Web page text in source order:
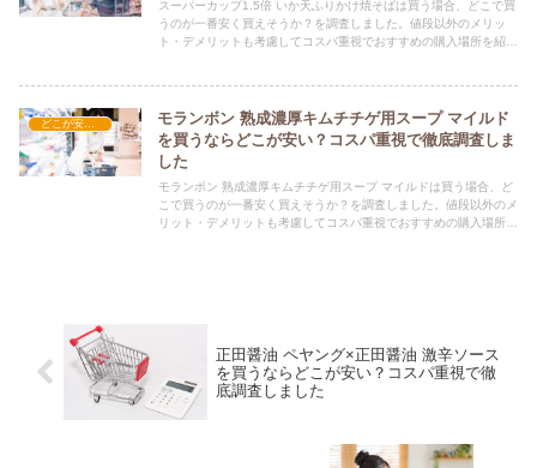
スーパーカップ1.5倍 いか天ふりかけ焼そばは買う場合、どこで買
うのが一番安く買えそうか？を調査しました。値段以外のメリッ
ト・デメリットも考慮してコスパ重視でおすすめの購入場所を紹介
どこが安い？-食品・食材
モランボン 熟成濃厚キムチチゲ用スープ マイルド
を買うならどこが安い？コスパ重視で徹底調査しま
した
モランボン 熟成濃厚キムチチゲ用スープ マイルドは買う場合、ど
こで買うのが一番安く買えそうか？を調査しました。値段以外のメ
リット・デメリットも考慮してコスパ重視でおすすめの購入場所を
正田醤油 ペヤング×正田醤油 激辛ソース
を買うならどこが安い？コスパ重視で徹
底調査しました